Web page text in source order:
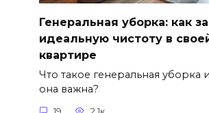
Генеральная уборка: как
идеальную чистоту в
квартире
Что такое генеральная уборка
она важна?